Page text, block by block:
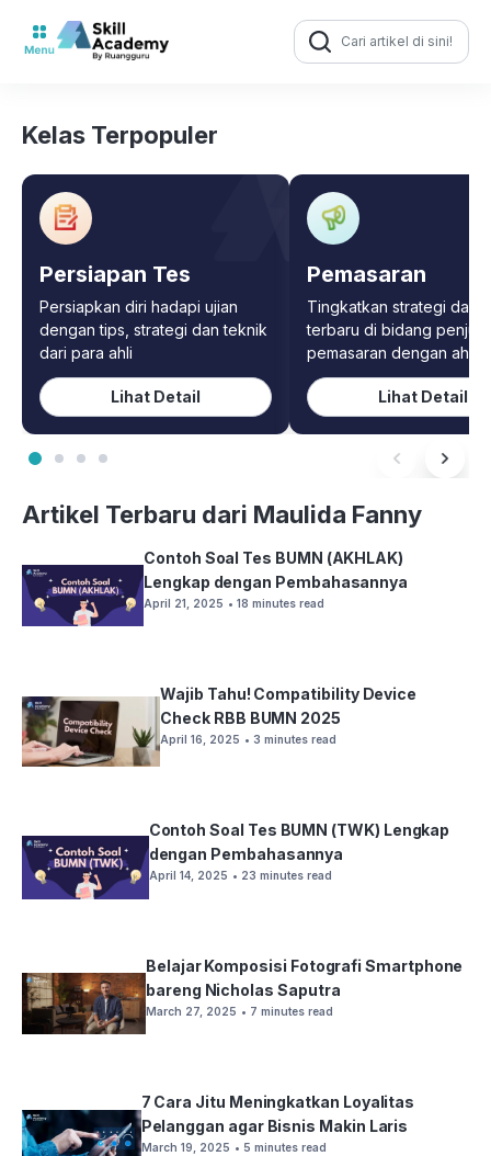
Search
for:
Kelas Terpopuler
Persiapan Tes
Persiapkan diri hadapi ujian
dengan tips, strategi dan teknik
dari para ahli
Lihat Detail
Pemasaran
Tingkatkan strategi dan
terbaru di bidang
pemasaran dengan
Lihat Detail
Artikel Terbaru dari Maulida Fanny
Contoh Soal Tes BUMN (AKHLAK)
Lengkap dengan Pembahasannya
April 21, 2025 • 18 minutes read
Wajib Tahu! Compatibility Device
Check RBB BUMN 2025
April 16, 2025 • 3 minutes read
Contoh Soal Tes BUMN (TWK) Lengkap
dengan Pembahasannya
April 14, 2025 • 23 minutes read
Belajar Komposisi Fotografi Smartphone
bareng Nicholas Saputra
March 27, 2025 • 7 minutes read
7 Cara Jitu Meningkatkan Loyalitas
Pelanggan agar Bisnis Makin Laris
March 19, 2025 • 5 minutes read